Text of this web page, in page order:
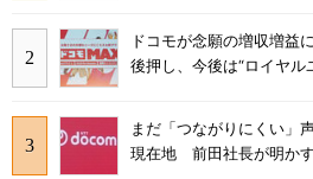
ドコモが念願の増収増
後押し、今後は“ロイヤル
まだ「つながりにくい」
現在地 前田社長が明か